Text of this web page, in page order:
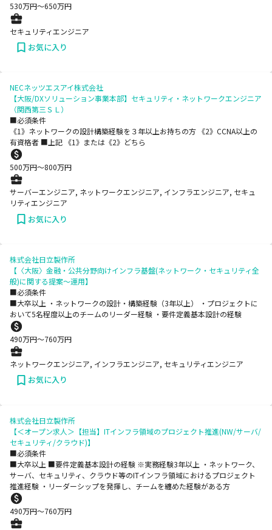
530万円〜650万円
セキュリティエンジニア
お気に入り
NECネッツエスアイ株式会社
【大阪/DXソリューション事業本部】セキュリティ・ネットワークエンジニア
（関西第三ＳＬ）
■必須条件
《1》ネットワークの設計構築経験を３年以上お持ちの方 《2》CCNA以上の
有資格者 ■上記 《1》または《2》どちら
500万円〜800万円
サーバーエンジニア, ネットワークエンジニア, インフラエンジニア, セキュ
リティエンジニア
お気に入り
株式会社日立製作所
【〈大阪〉金融・公共分野向けインフラ基盤(ネットワーク・セキュリティ全
般)に関する提案～運用】
■必須条件
■大卒以上 ・ネットワークの設計・構築経験（3年以上） ・プロジェクトに
おいて5名程度以上のチームのリーダー経験 ・要件定義基本設計の経験
490万円〜760万円
ネットワークエンジニア, インフラエンジニア, セキュリティエンジニア
お気に入り
株式会社日立製作所
【＜オープン求人＞【担当】ITインフラ領域のプロジェクト推進(NW/サーバ/
セキュリティ/クラウド)】
■必須条件
■大卒以上 ■要件定義基本設計の経験 ※実務経験3年以上 ・ネットワーク、
サーバ、セキュリティ、クラウド等のITインフラ領域におけるプロジェクト
推進経験 ・リーダーシップを発揮し、チームを纏めた経験がある方
490万円〜760万円